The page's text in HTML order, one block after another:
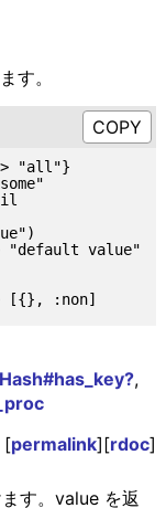
す。
"all"}
value"
,
[permalink][rdoc]
す。value を返